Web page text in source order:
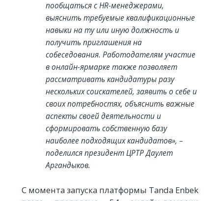
пообщаться с HR-менеджерами,
выяснить требуемые квалификационные
навыки на ту или иную должность и
получить приглашения на
собеседования. Работодателям участие
в онлайн-ярмарке также позволяет
рассматривать кандидатуры разу
нескольких соискателей, заявить о себе и
своих потребностях, объяснить важные
аспекты своей деятельности и
сформировать собственную базу
наиболее подходящих кандидатов», –
поделился президент ЦРТР Даулет
Аргандыков.
С момента запуска платформы Tanda Enbek